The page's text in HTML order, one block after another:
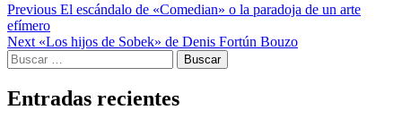
Post
navigation
Previous El escándalo de «Comedian» o la paradoja de un arte
efímero
Next «Los hijos de Sobek» de Denis Fortún Bouzo
Buscar:
Entradas recientes